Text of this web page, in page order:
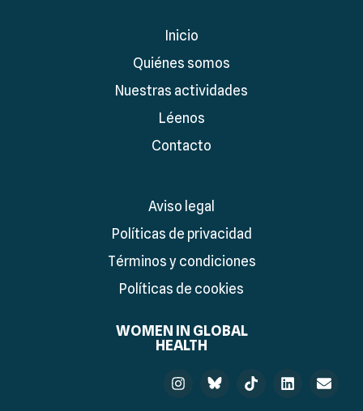
Inicio
Quiénes somos
Nuestras actividades
Léenos
Contacto
Aviso legal
Políticas de privacidad
Términos y condiciones
Políticas de cookies
WOMEN IN GLOBAL
HEALTH